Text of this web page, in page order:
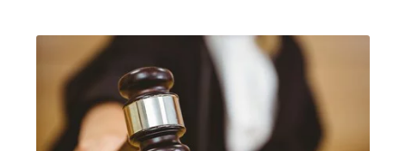
landesgesetzlichen Feiertagen?